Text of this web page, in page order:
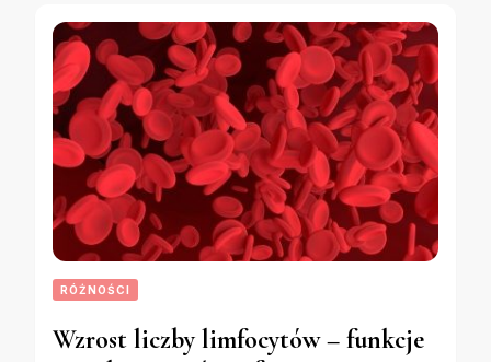
RÓŻNOŚCI
Wzrost liczby limfocytów – funkcje